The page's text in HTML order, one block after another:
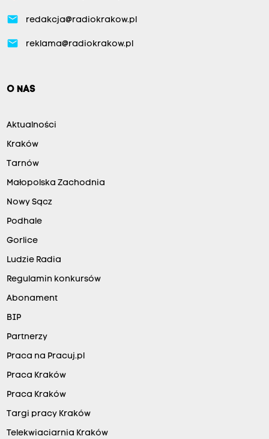
email redakcja@radiokrakow.pl
email reklama@radiokrakow.pl
O NAS
Aktualności
Kraków
Tarnów
Małopolska Zachodnia
Nowy Sącz
Podhale
Gorlice
Ludzie Radia
Regulamin konkursów
Abonament
BIP
Partnerzy
Praca na Pracuj.pl
Praca Kraków
Praca Kraków
Targi pracy Kraków
Telekwiaciarnia Kraków